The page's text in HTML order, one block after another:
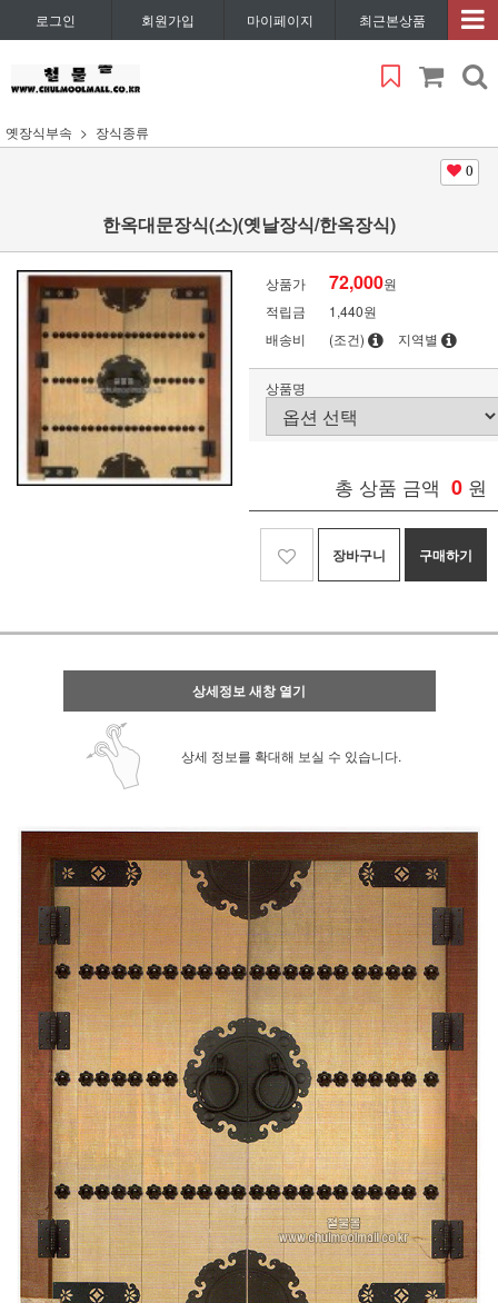
로그인 회원가입 마이페이지 최근본상품
옛장식부속 장식종류
0
한옥대문장식(소)(옛날장식/한옥장식)
상품가 72,000원
적립금
1,440원
배송비
(조건) 지역별
상품명
총 상품 금액 0 원
장바구니 구매하기
상세정보 새창 열기
상세 정보를 확대해 보실 수 있습니다.